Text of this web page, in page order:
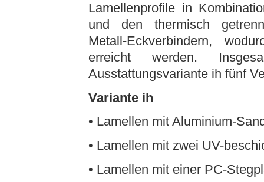
Lamellenprofile in
und den thermisch
Metall-Eckverbindern,
erreicht werden.
Ausstattungsvariante ih fünf
Variante ih
• Lamellen mit Aluminium-
• Lamellen mit zwei UV-
• Lamellen mit einer PC-